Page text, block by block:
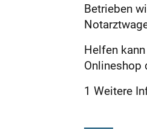
Betrieben
Helfen
Onlineshop
1 Weitere